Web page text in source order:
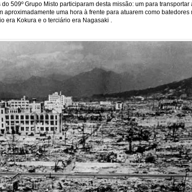
509º Grupo Misto participaram desta missão: um para
uma hora à frente para atuarem como
era Kokura e o terciário era Nagasaki .